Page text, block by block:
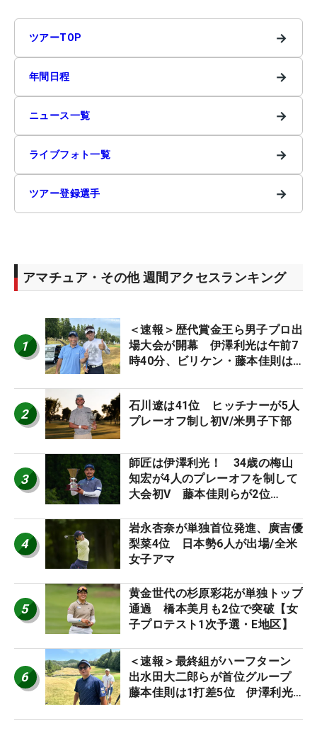
ツアーTOP →
年間日程 →
ニュース一覧 →
ライブフォト一覧 →
ツアー登録選手 →
アマチュア・その他 週間アクセスランキング
1
＜速報＞歴代賞金王ら男子プロ出
場大会が開幕 伊澤利光は午前7
時40分、ビリケン・藤本佳則は
STAGE JOYX OPEN】
2
石川遼は41位 ヒッチナーが5人
プレーオフ制し初V/米男子下部
3
師匠は伊澤利光！ 34歳の梅山
知宏が4人のプレーオフを制して
大会初V 藤本佳則らが2位
4
岩永杏奈が単独首位発進、廣吉優
梨菜4位 日本勢6人が出場/全米
女子アマ
5
黄金世代の杉原彩花が単独トップ
通過 橋本美月も2位で突破【女
子プロテスト1次予選・E地区】
6
＜速報＞最終組がハーフターン
出水田大二郎らが首位グループ
藤本佳則は1打差5位 伊澤利光
JOYX OPEN】